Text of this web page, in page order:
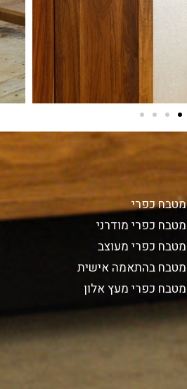
מטבח כפרי
מטבח כפרי מודרני
מטבח כפרי מעוצב
מטבח בהתאמה אישית
מטבח כפרי מעץ אלון